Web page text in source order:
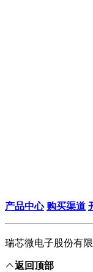
产品中心 购买渠道
瑞芯微电子股份
返回顶部